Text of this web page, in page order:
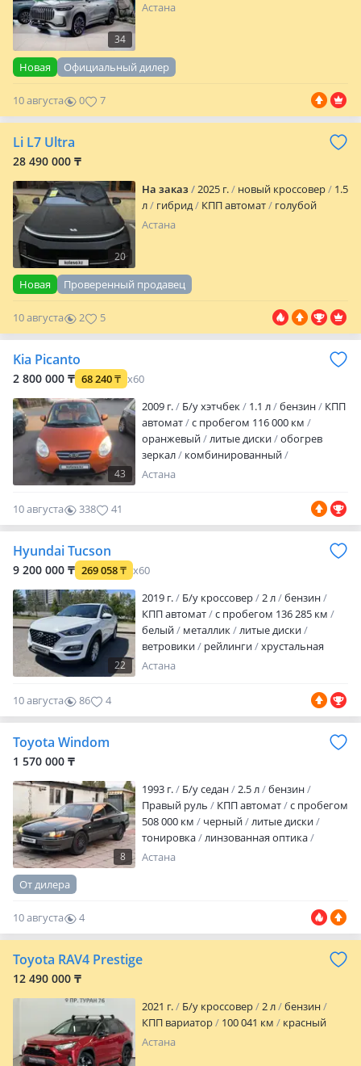
34
Астана
Новая Официальный дилер
10 августа 0 7
Li L7 Ultra
28 490 000 ₸
20
На заказ 2025 г. новый кроссовер
1.5
л
гибрид КПП автомат
голубой
Астана
Новая Проверенный продавец
10 августа 2 5
Kia Picanto
2 800 000 ₸ 68 240₸ x60
43
2009 г. Б/у хэтчбек 1.1 л бензин
КПП
автомат
с пробегом 116 000 км
оранжевый
литые диски
обогрев
зеркал
комбинированный
аудиосистема
подогрев
техосмотр
пройден вложений не требует
городской автомобиль Kia Picanto
в нашей семье с июня 2015 года.
Приобрет…
Астана
10 августа 338 41
Hyundai Tucson
9 200 000 ₸ 269 058₸ x60
22
2019 г. Б/у кроссовер 2 л
бензин
КПП автомат
с пробегом 136 285 км
белый
металлик
литые диски
ветровики
рейлинги
хрустальная
оптика
климат-контроль
техосмотр пройден
вложений не требует Один хозяин!
Покупалось у официального дилера в
Астана
10 августа 86 4
Toyota Windom
1 570 000 ₸
8
1993 г. Б/у седан 2.5 л
бензин
Правый руль
КПП автомат
с пробегом
508 000 км
черный
литые диски
тонировка
линзованная оптика
велюр
коробка жақсы, мотор қозғалтқышы
жақсы. Астында шірік жоқ. Кузовта қатты
дтп болмаған, сүйегі аман. Кондиционер
жасап тұр. Ходовка полный жасатылған,
Астана
От дилера
10 августа
4
0
Toyota RAV4 Prestige
12 490 000 ₸
2021 г. Б/у кроссовер 2 л
бензин
КПП вариатор
100 041 км
красный
Астана